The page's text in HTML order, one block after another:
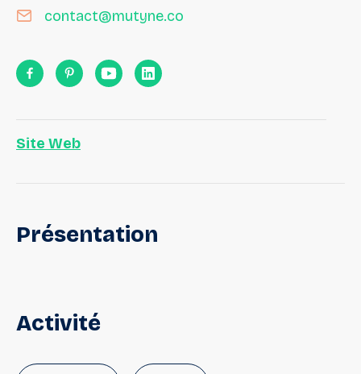
contact@mutyne.co
Site Web
Présentation
Activité